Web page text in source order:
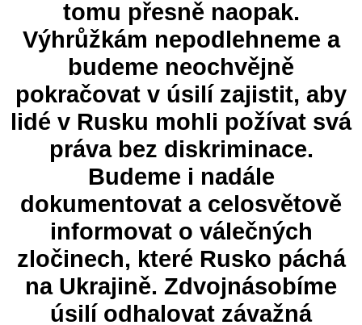
tomu přesně naopak.
Výhrůžkám nepodlehneme a
budeme neochvějně
pokračovat v úsilí zajistit, aby
lidé v Rusku mohli požívat svá
práva bez diskriminace.
Budeme i nadále
dokumentovat a celosvětově
informovat o válečných
zločinech, které Rusko páchá
na Ukrajině. Zdvojnásobíme
úsilí odhalovat závažná